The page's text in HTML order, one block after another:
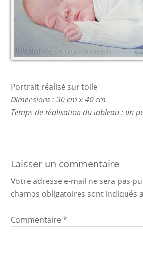
Portrait réalisé sur toile
Dimensions : 30 cm x 40 cm
Temps de réalisation du tableau : un
Laisser un commentaire
Votre adresse e-mail ne sera pas
champs obligatoires sont indiqués
Commentaire*